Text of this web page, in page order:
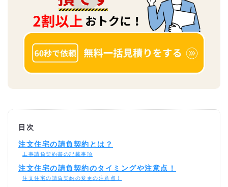
目次
注文住宅の請負契約とは？
工事請負契約書の記載事項
注文住宅の請負契約のタイミングや注意点！
注文住宅の請負契約の変更の注意点！